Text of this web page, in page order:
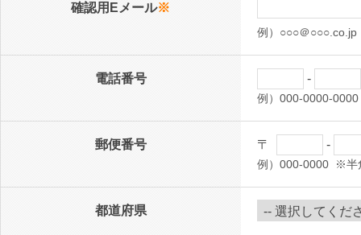
確認用Eメール※
例）○○○＠
電話番号 -
例）000-0000-
郵便番号 〒 -
例）000-0000 ※半
都道府県